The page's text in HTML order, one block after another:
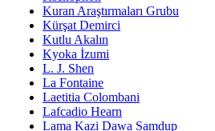
Kuran Araştırmaları Grubu
Kürşat Demirci
Kutlu Akalın
Kyoka İzumi
L. J. Shen
La Fontaine
Laetitia Colombani
Lafcadio Hearn
Lama Kazi Dawa Samdup